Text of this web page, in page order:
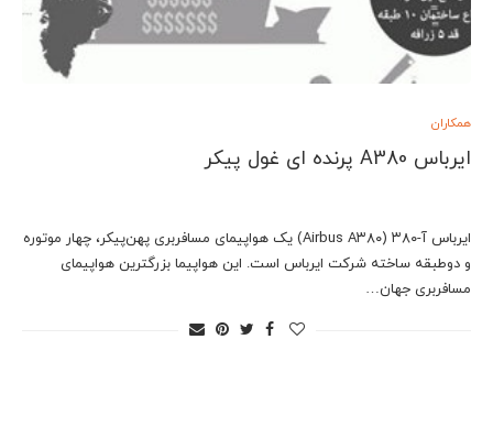
همکاران
ایرباس A380 پرنده ای غول پیکر
ایرباس آ-۳۸۰ (Airbus A۳۸۰) یک هواپیمای مسافربری پهن‌پیکر، چهار موتوره
و دوطبقه ساخته شرکت ایرباس است. این هواپیما بزرگترین هواپیمای
مسافربری جهان…